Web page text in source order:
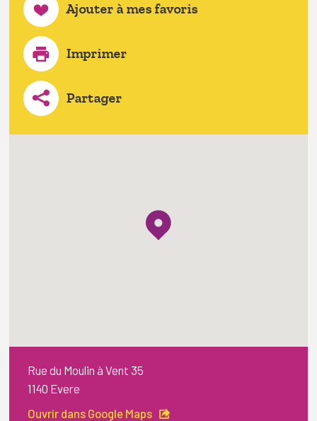
Ajouter à mes favoris
Imprimer
Partager
Rue du Moulin à Vent 35
1140 Evere
Ouvrir dans Google Maps